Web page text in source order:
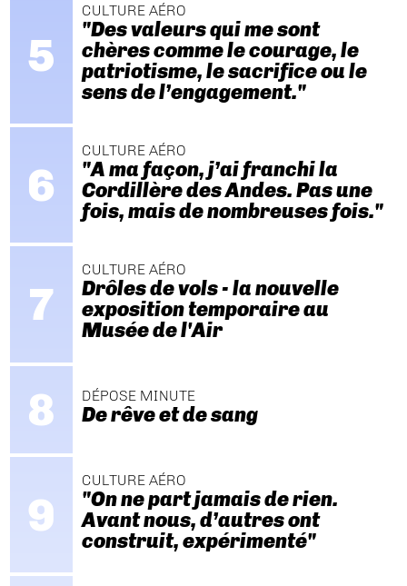
CULTURE AÉRO
"Des valeurs qui me sont
chères comme le courage, le
patriotisme, le sacrifice ou le
sens de l’engagement."
CULTURE AÉRO
"A ma façon, j’ai franchi la
Cordillère des Andes. Pas une
fois, mais de nombreuses fois."
CULTURE AÉRO
Drôles de vols - la nouvelle
exposition temporaire au
Musée de l'Air
DÉPOSE MINUTE
De rêve et de sang
CULTURE AÉRO
"On ne part jamais de rien.
Avant nous, d’autres ont
construit, expérimenté"